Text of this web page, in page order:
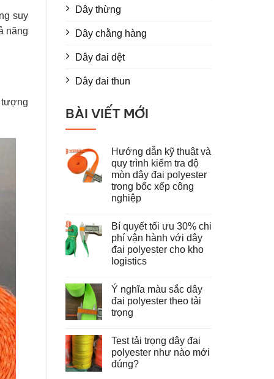
suy
năng
tượng
Dây thừng
Dây chằng hàng
Dây đai dệt
Dây đai thun
BÀI VIẾT MỚI
Hướng dẫn kỹ thuật và
quy trình kiểm tra độ
mòn dây đai polyester
trong bốc xếp công
nghiệp
bình
luận
ở
Hướng
dẫn
kỹ
quy
trình
kiểm
tra
dây
đai
polyester
trong
bốc
Bí quyết tối ưu 30% chi
phí vận hành với dây
đai polyester cho kho
logistics
bình
luận
ở
Bí
ưu
30%
chi
phí
vận
Ý nghĩa màu sắc dây
đai polyester theo tải
trọng
bình
luận
ở
Ý
Test tải trọng dây đai
polyester như nào mới
đúng?